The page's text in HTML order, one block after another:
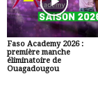
Faso Academy 2026 :
première manche
éliminatoire de
Ouagadougou